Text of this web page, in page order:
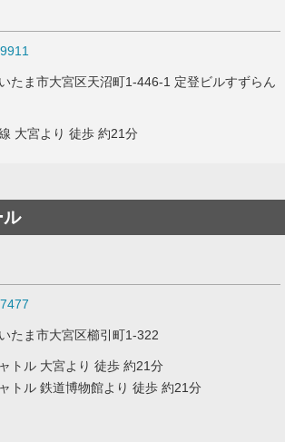
たま市大宮区天沼町1-446-1 定登ビルすずらん
大宮より 徒歩 約21分
ル
たま市大宮区櫛引町1-322
トル 大宮より 徒歩 約21分
トル 鉄道博物館より 徒歩 約21分